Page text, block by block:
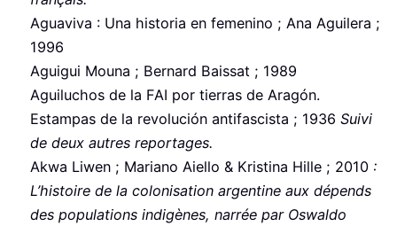
Aguaviva : Una historia en femenino ; Ana Aguilera ;
1996
Aguigui Mouna ; Bernard Baissat ; 1989
Aguiluchos de la FAI por tierras de Aragón.
Estampas de la revolución antifascista ; 1936 Suivi
de deux autres reportages.
Akwa Liwen ; Mariano Aiello & Kristina Hille ; 2010 :
L’histoire de la colonisation argentine aux dépends
des populations indigènes, narrée par Oswaldo